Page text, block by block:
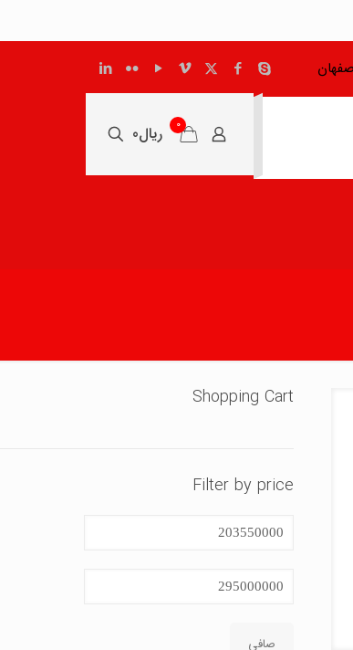
0 ریال0
Shopping Cart
Filter by price
حداقل
قیمت
حداكثر
قيمت
صافی